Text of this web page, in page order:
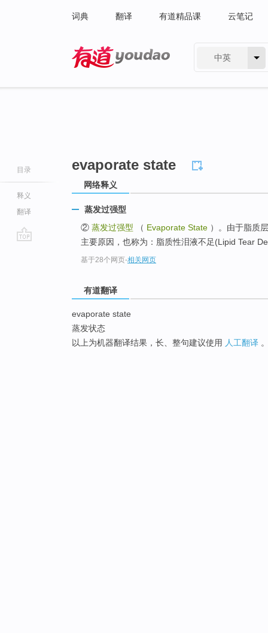
词典 翻译 有道精品课 云笔记
中英
目录
释义
翻译
evaporate state
网络释义
蒸发过强型
② 蒸发过强型 （ Evaporate State ）。由于脂质
主要原因，也称为：脂质性泪液不足(Lipid Tear
基于28个网页-相关网页
有道翻译
evaporate state
蒸发状态
以上为机器翻译结果，长、整句建议使用 人工翻译